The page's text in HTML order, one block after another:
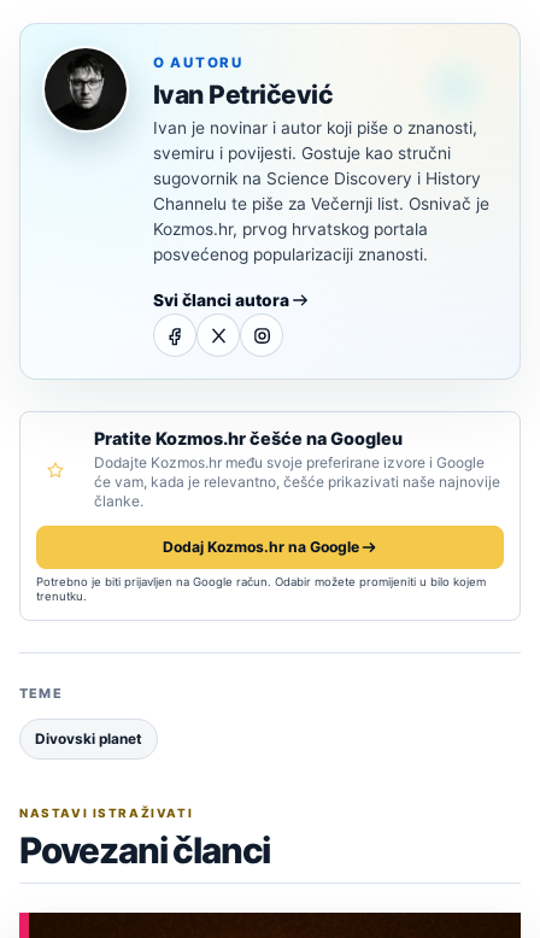
O AUTORU
Ivan Petričević
Ivan je novinar i autor koji piše o znanosti,
svemiru i povijesti. Gostuje kao stručni
sugovornik na Science Discovery i History
Channelu te piše za Večernji list. Osnivač je
Kozmos.hr, prvog hrvatskog portala
posvećenog popularizaciji znanosti.
Svi članci autora
Pratite Kozmos.hr češće na Googleu
Dodajte Kozmos.hr među svoje preferirane izvore i Google
će vam, kada je relevantno, češće prikazivati naše najnovije
članke.
Dodaj Kozmos.hr na Google
Potrebno je biti prijavljen na Google račun. Odabir možete promijeniti u bilo kojem
trenutku.
TEME
Divovski planet
NASTAVI ISTRAŽIVATI
Povezani članci